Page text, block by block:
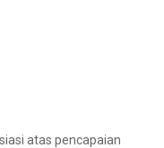
atas pencapaian